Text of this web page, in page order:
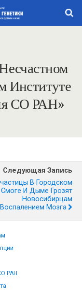
Институте
СО РАН»
Следующая Запись
В Городском
Смоге И Дыме Грозят
Новосибирцам
Воспалением Мозга
РАН